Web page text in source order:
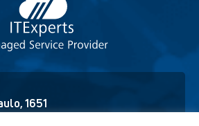
1651
CEP - 80.6230-150